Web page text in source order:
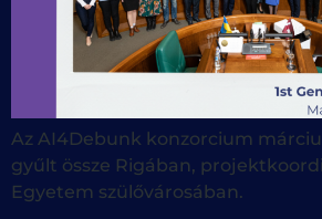
Az AI4Debunk konzorcium
gyűlt össze Rigában,
Egyetem szülővárosában.